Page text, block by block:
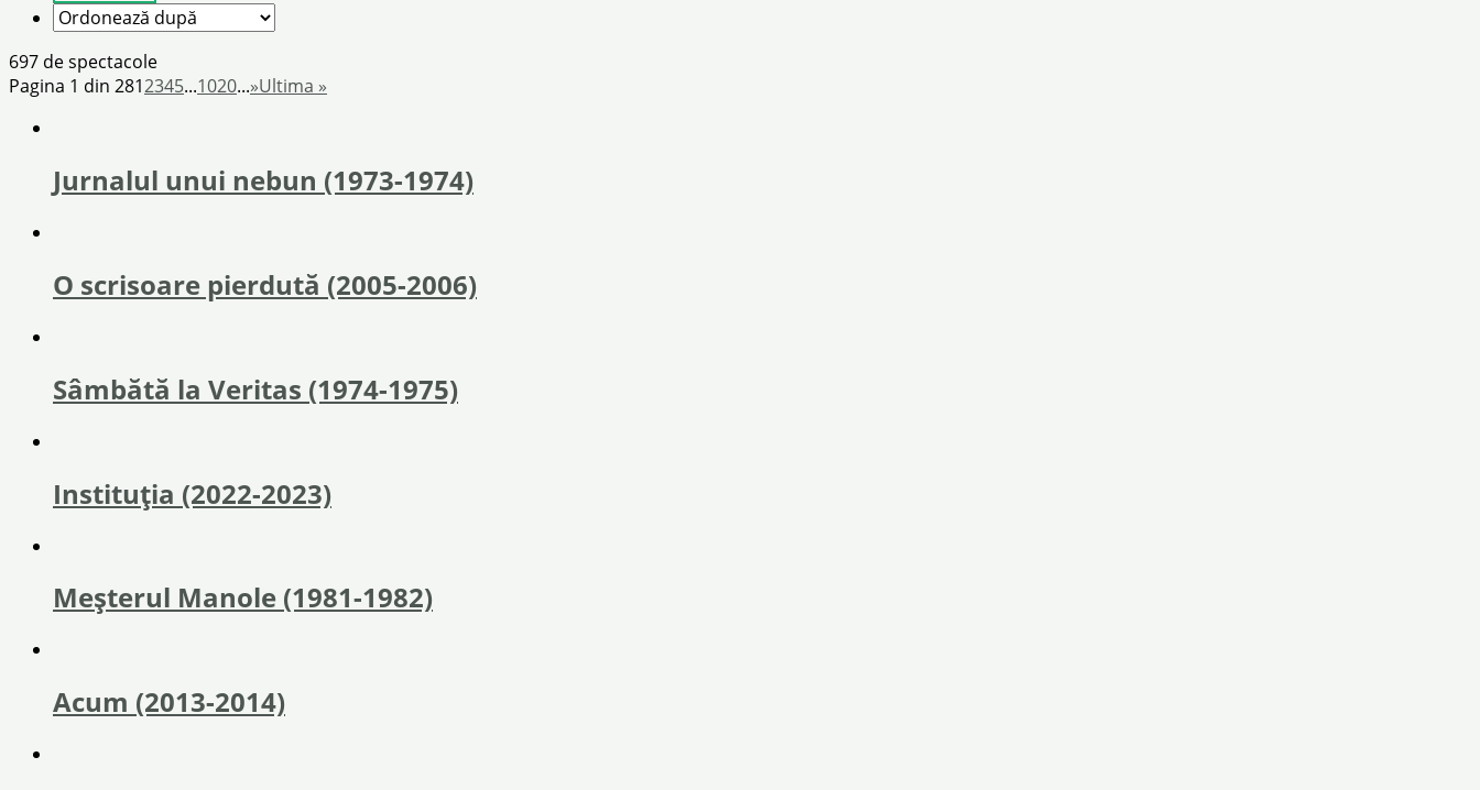
697 de spectacole
Pagina 1 din 2812345...1020...»Ultima »
Jurnalul unui nebun (1973-1974)
O scrisoare pierdută (2005-2006)
Sâmbătă la Veritas (1974-1975)
Instituția (2022-2023)
Meșterul Manole (1981-1982)
Acum (2013-2014)